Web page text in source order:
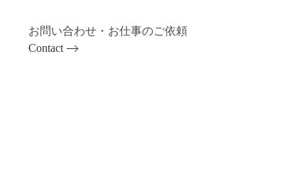
お問い合わせ・お仕事のご依頼
Contact